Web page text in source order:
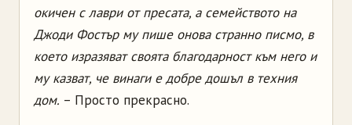
окичен с лаври от пресата, а семейството на
Джоди Фостър му пише онова странно писмо, в
което изразяват своята благодарност към него и
му казват, че винаги е добре дошъл в техния
дом. – Просто прекрасно.